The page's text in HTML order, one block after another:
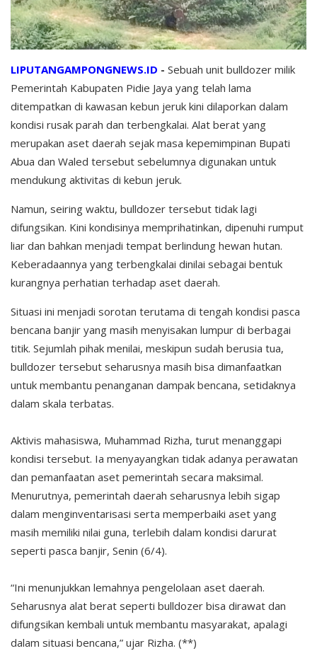
LIPUTANGAMPONGNEWS.ID - Sebuah unit bulldozer milik
Pemerintah Kabupaten Pidie Jaya yang telah lama
ditempatkan di kawasan kebun jeruk kini dilaporkan dalam
kondisi rusak parah dan terbengkalai. Alat berat yang
merupakan aset daerah sejak masa kepemimpinan Bupati
Abua dan Waled tersebut sebelumnya digunakan untuk
mendukung aktivitas di kebun jeruk.
Namun, seiring waktu, bulldozer tersebut tidak lagi
difungsikan. Kini kondisinya memprihatinkan, dipenuhi rumput
liar dan bahkan menjadi tempat berlindung hewan hutan.
Keberadaannya yang terbengkalai dinilai sebagai bentuk
kurangnya perhatian terhadap aset daerah.
Situasi ini menjadi sorotan terutama di tengah kondisi pasca
bencana banjir yang masih menyisakan lumpur di berbagai
titik. Sejumlah pihak menilai, meskipun sudah berusia tua,
bulldozer tersebut seharusnya masih bisa dimanfaatkan
untuk membantu penanganan dampak bencana, setidaknya
dalam skala terbatas.
Aktivis mahasiswa, Muhammad Rizha, turut menanggapi
kondisi tersebut. Ia menyayangkan tidak adanya perawatan
dan pemanfaatan aset pemerintah secara maksimal.
Menurutnya, pemerintah daerah seharusnya lebih sigap
dalam menginventarisasi serta memperbaiki aset yang
masih memiliki nilai guna, terlebih dalam kondisi darurat
seperti pasca banjir, Senin (6/4).
“Ini menunjukkan lemahnya pengelolaan aset daerah.
Seharusnya alat berat seperti bulldozer bisa dirawat dan
difungsikan kembali untuk membantu masyarakat, apalagi
dalam situasi bencana,” ujar Rizha. (**)